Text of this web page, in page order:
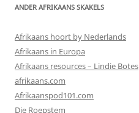
ANDER AFRIKAANS SKAKELS
Afrikaans hoort by Nederlands
Afrikaans in Europa
Afrikaans resources – Lindie Botes
afrikaans.com
Afrikaanspod101.com
Die Roepstem